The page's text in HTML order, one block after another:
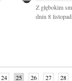
Z głębokim
dniu 8
24 25 26 27 28